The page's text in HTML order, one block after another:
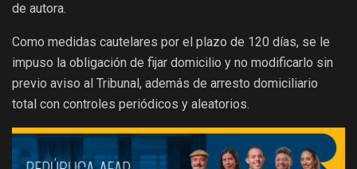
de autora.
Como medidas cautelares por el plazo de 120 días, se le
impuso la obligación de fijar domicilio y no modificarlo sin
previo aviso al Tribunal, además de arresto domiciliario
total con controles periódicos y aleatorios.